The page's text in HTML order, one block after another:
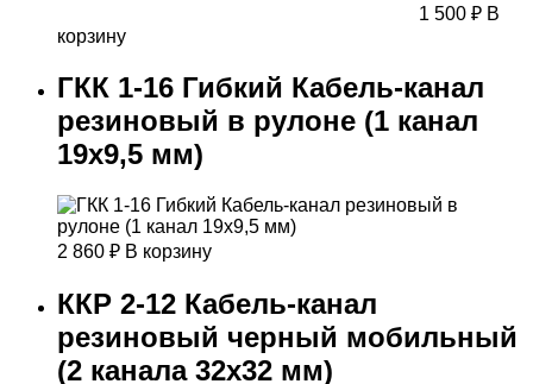
1 500 ₽ В
корзину
ГКК 1-16 Гибкий Кабель-канал
резиновый в рулоне (1 канал
19х9,5 мм)
2 860 ₽ В корзину
ККР 2-12 Кабель-канал
резиновый черный мобильный
(2 канала 32х32 мм)